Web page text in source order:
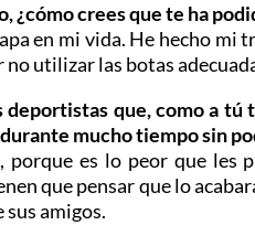
¿cómo crees que te ha
en mi vida. He hecho
utilizar las botas
que, como a tú
mucho tiempo sin
porque es lo peor que les
que pensar que lo
sus amigos.